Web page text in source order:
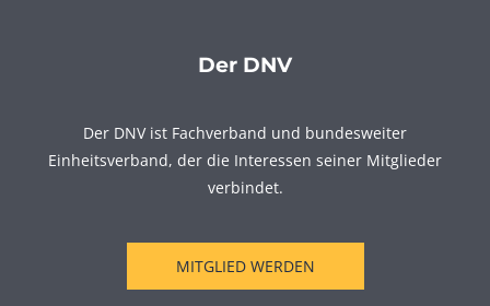
Der DNV
Der DNV ist Fachverband und bundesweiter
Einheitsverband, der die Interessen seiner Mitglieder
verbindet.
MITGLIED WERDEN